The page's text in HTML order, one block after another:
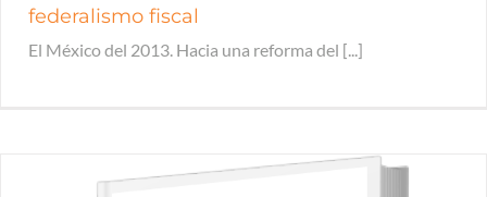
federalismo fiscal
El México del 2013. Hacia una reforma del [...]